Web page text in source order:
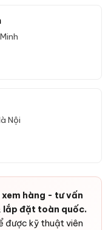
Bofa FDG-
tay app điện
+ VAT.
Nội
hàng - tư vấn
lắp đặt toàn quốc.
được kỹ thuật viên